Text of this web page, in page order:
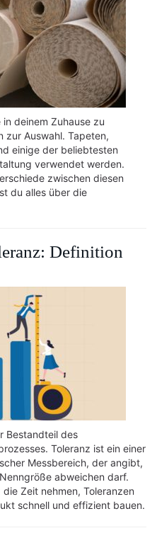
deinem Zuhause zu
zur Auswahl. Tapeten,
einige der beliebtesten
verwendet werden.
zwischen diesen
du alles über die
Definition
Bestandteil des
Toleranz ist ein einer
Messbereich, der angibt,
abweichen darf.
Zeit nehmen, Toleranzen
schnell und effizient bauen.